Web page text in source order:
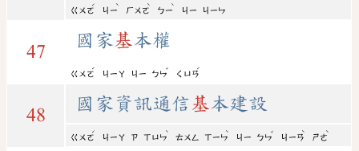
ㄍㄨㄛ
ˊ
ㄐㄧ
ˋ
ㄏㄨㄛ
ˋ
ㄅㄧ
ˋ
ㄐㄧ ㄐㄧㄣ
47
國家基本權
ㄍㄨㄛ
ˊ
ㄐㄧㄚ ㄐㄧ ㄅㄣ
ˇ
ㄑㄩㄢ
ˊ
48
國家資訊通信 基本建設
ㄍㄨㄛ
ˊ
ㄐㄧㄚ ㄗ ㄒㄩㄣ
ˋ
ㄊㄨㄥ ㄒㄧㄣ
ˋ
ㄐㄧ ㄅㄣ
ˇ
ㄐㄧㄢ
ˋ
ㄕㄜ
ˋ